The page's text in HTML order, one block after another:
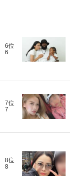
6位
6
7位
7
8位
8